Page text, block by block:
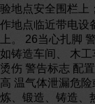
验地点安全围栏上
作地点临近带电设
上。 26当心扎脚
如铸造车间、 木
烫伤 警告标志 配
高 温气体泄漏危
炼、锻造、铸造、